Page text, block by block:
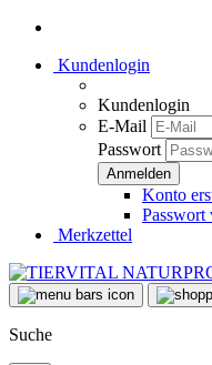
Kundenlogin
Kundenlogin
E-Mail
Passwort
Konto
Passwort
Merkzettel
Suche